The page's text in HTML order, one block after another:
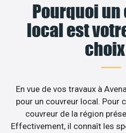
Pourquoi
local est
En vue de vos travaux à
pour un couvreur local. Pour
couvreur de la région
Effectivement, il connaît les